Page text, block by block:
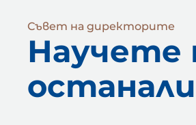
Научете
Съвет на директорите